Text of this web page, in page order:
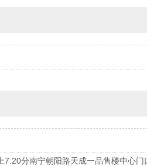
分南宁朝阳路天成一品售楼中心